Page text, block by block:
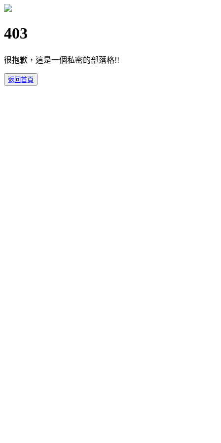
403
很抱歉，這是一個私密的部落格!!
返回首頁